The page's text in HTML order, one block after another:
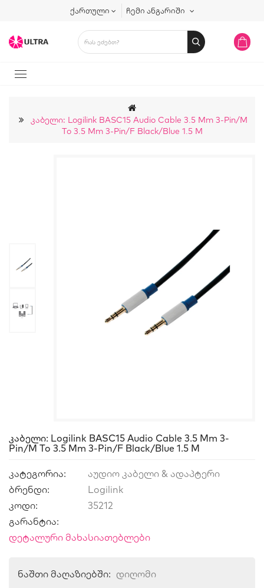
ქართული ჩემი ანგარიში
Კაბელი: Logilink BASC15 Audio Cable 3.5 Mm 3-Pin/M
To 3.5 Mm 3-Pin/F Black/Blue 1.5 M
Კაბელი: Logilink BASC15 Audio Cable 3.5 Mm 3-
Pin/M To 3.5 Mm 3-Pin/F Black/Blue 1.5 M
კატეგორია:
აუდიო კაბელი & ადაპტერი
ბრენდი:
Logilink
კოდი:
35212
გარანტია:
დეტალური მახასიათებლები
ნაშთი მაღაზიებში: დიღომი